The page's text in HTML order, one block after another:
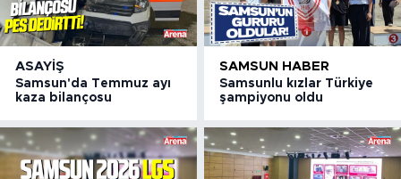
ASAYIŞ
Samsun'da Temmuz ayı
kaza bilançosu
SAMSUN HABER
Samsunlu kızlar Türkiye
şampiyonu oldu